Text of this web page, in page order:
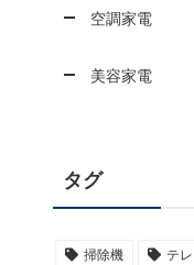
空調家電
美容家電
タグ
掃除機 テ